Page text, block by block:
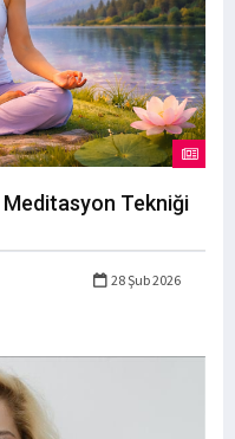
Tekniği
28 Şub 2026